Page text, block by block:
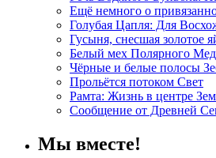
Ещё немного о
Голубая Цапля: Для
Гусыня, снесшая
Белый мех Полярного
Чёрные и белые полосы
Прольётся потоком Свет
Рамта: Жизнь в центре
Сообщение от Древней
Мы вместе!